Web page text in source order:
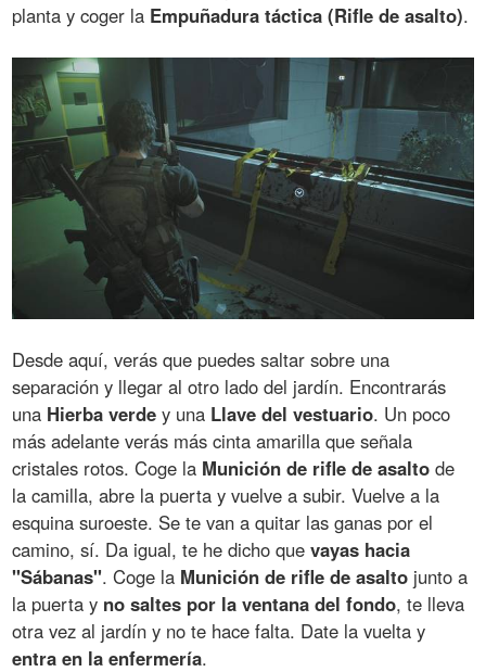
planta y coger la Empuñadura táctica (Rifle de asalto).
Desde aquí, verás que puedes saltar sobre una
separación y llegar al otro lado del jardín. Encontrarás
una Hierba verde y una Llave del vestuario. Un poco
más adelante verás más cinta amarilla que señala
cristales rotos. Coge la Munición de rifle de asalto de
la camilla, abre la puerta y vuelve a subir. Vuelve a la
esquina suroeste. Se te van a quitar las ganas por el
camino, sí. Da igual, te he dicho quevayas hacia
"Sábanas". Coge la Munición de rifle de asalto junto a
la puerta y no saltes por la ventana del fondo, te lleva
otra vez al jardín y no te hace falta. Date la vuelta y
entra en la enfermería.